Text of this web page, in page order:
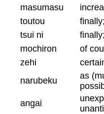
masumasu
toutou
tsui ni
mochiron
of
zehi
narubeku
as
angai